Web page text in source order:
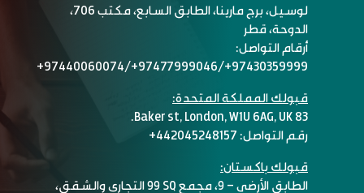
لوسيل، برج مارينا، الطابق السابع، مكتب 706،
الدوحة، قطر
أرقام التواصل:
97430359999+/97477999046+/97440060074+
قبولك المملكة المتحدة:
83 Baker st, London, W1U 6AG, UK.
رقم التواصل: 442045248157+
قبولك باكستان:
الطابق الأرضي – ٩، مجمع SQ ٩٩ التجاري والشقق،